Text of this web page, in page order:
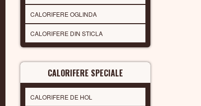
CALORIFERE OGLINDA
CALORIFERE DIN STICLA
CALORIFERE SPECIALE
CALORIFERE DE HOL